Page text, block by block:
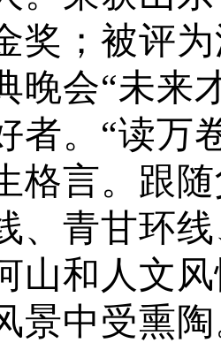
奖；被评
晚会“未来
者。“读万
格言。跟
、青甘环
山和人文
景中受熏